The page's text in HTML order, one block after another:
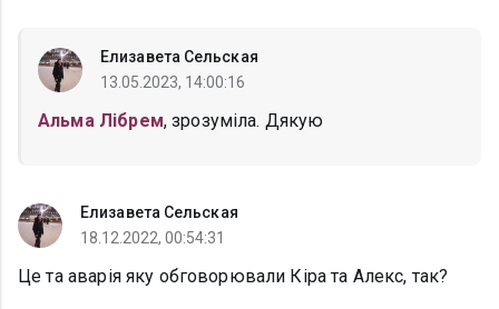
Елизавета Сельская
13.05.2023, 14:00:16
Альма Лібрем, зрозуміла. Дякую
Елизавета Сельская
18.12.2022, 00:54:31
Це та аварія яку обговорювали Кіра та Алекс, так?